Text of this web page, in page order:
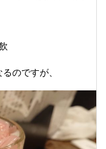
のですが、